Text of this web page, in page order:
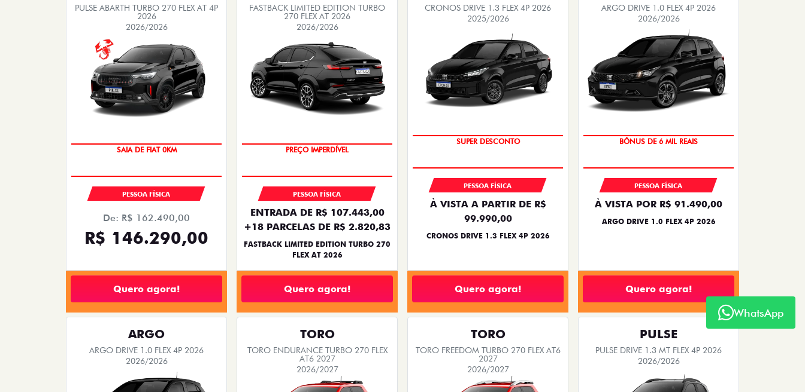
PULSE ABARTH TURBO 270 FLEX AT 4P
2026
2026/2026
SAIA DE FIAT 0KM
PESSOA FÍSICA
De: R$ 162.490,00
R$ 146.290,00
Quero agora!
FASTBACK LIMITED EDITION TURBO
270 FLEX AT 2026
2026/2026
PREÇO IMPERDÍVEL
PESSOA FÍSICA
ENTRADA DE R$ 107.443,00
+18 PARCELAS DE R$ 2.820,83
FASTBACK LIMITED EDITION TURBO 270
FLEX AT 2026
Quero agora!
CRONOS DRIVE 1.3 FLEX 4P 2026
2025/2026
SUPER DESCONTO
PESSOA FÍSICA
À VISTA A PARTIR DE R$
99.990,00
CRONOS DRIVE 1.3 FLEX 4P 2026
Quero agora!
ARGO DRIVE 1.0 FLEX 4P 2026
2026/2026
BÔNUS DE 6 MIL REAIS
PESSOA FÍSICA
À VISTA POR R$ 91.490,00
ARGO DRIVE 1.0 FLEX 4P 2026
Quero agora!
ARGO
ARGO DRIVE 1.0 FLEX 4P 2026
2026/2026
TORO
TORO ENDURANCE TURBO 270 FLEX
AT6 2027
2026/2027
TORO
TORO FREEDOM TURBO 270 FLEX AT6
2027
2026/2027
PULSE
PULSE DRIVE 1.3 MT FLEX 4P 2026
2026/2026
WhatsApp